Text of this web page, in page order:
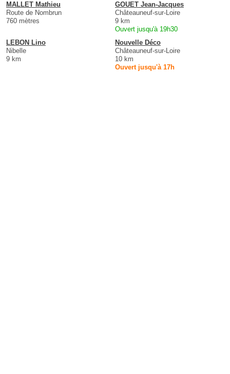
MALLET Mathieu
Route de Nombrun
760 mètres
GOUET Jean-Jacques
Châteauneuf-sur-Loire
9 km
Ouvert jusqu'à 19h30
LEBON Lino
Nibelle
9 km
Nouvelle Déco
Châteauneuf-sur-Loire
10 km
Ouvert jusqu'à 17h